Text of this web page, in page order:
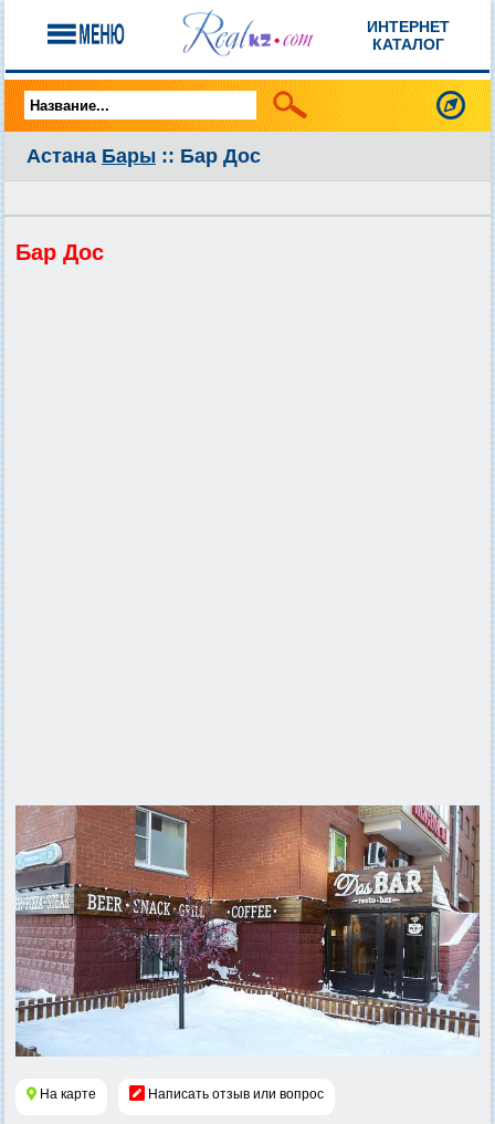
ИНТЕРНЕТ
КАТАЛОГ
Астана Бары :: Бар Дос
Бар Дос
На карте Написать отзыв или вопрос